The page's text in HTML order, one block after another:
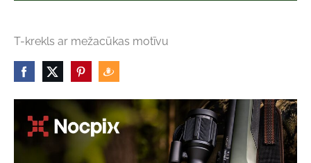
T-krekls ar mežacūkas motīvu